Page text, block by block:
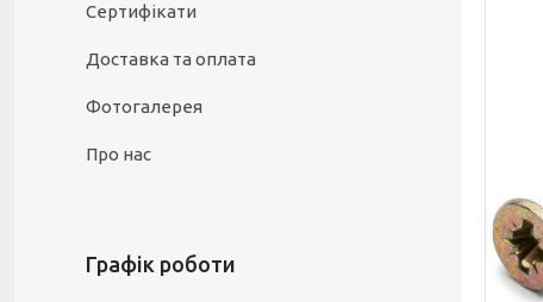
Сертифікати
Доставка та оплата
Фотогалерея
Про нас
Графік роботи